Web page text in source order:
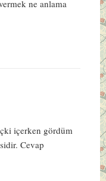
ne anlama
içerken gördüm
Cevap